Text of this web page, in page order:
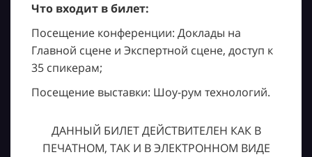
Что входит в билет:
Посещение конференции: Доклады на
Главной сцене и Экспертной сцене, доступ к
35 спикерам;
Посещение выставки: Шоу-рум технологий.
ДАННЫЙ БИЛЕТ ДЕЙСТВИТЕЛЕН КАК В
ПЕЧАТНОМ, ТАК И В ЭЛЕКТРОННОМ ВИДЕ